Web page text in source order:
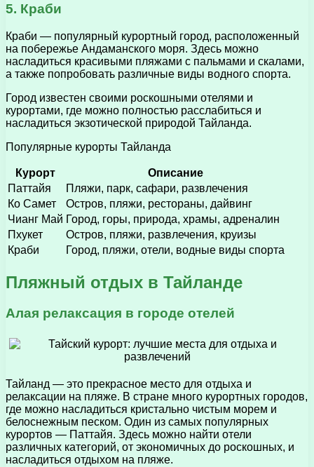
5. Краби
Краби — популярный курортный город, расположенный
на побережье Андаманского моря. Здесь можно
насладиться красивыми пляжами с пальмами и скалами,
а также попробовать различные виды водного спорта.
Город известен своими роскошными отелями и
курортами, где можно полностью расслабиться и
насладиться экзотической природой Тайланда.
Популярные курорты Тайланда
Курорт
Описание
Паттайя
Пляжи, парк, сафари, развлечения
Ко Самет
Остров, пляжи, рестораны, дайвинг
Чианг Май Город, горы, природа, храмы, адреналин
Пхукет
Остров, пляжи, развлечения, круизы
Краби
Город, пляжи, отели, водные виды спорта
Пляжный отдых в Тайланде
Алая релаксация в городе отелей
Тайланд — это прекрасное место для отдыха и
релаксации на пляже. В стране много курортных городов,
где можно насладиться кристально чистым морем и
белоснежным песком. Один из самых популярных
курортов — Паттайя. Здесь можно найти отели
различных категорий, от экономичных до роскошных, и
насладиться отдыхом на пляже.